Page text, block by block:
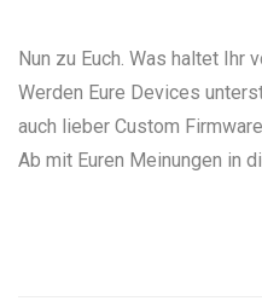
Nun zu Euch. Was haltet Ihr
Werden Eure Devices
auch lieber Custom
Ab mit Euren Meinungen in